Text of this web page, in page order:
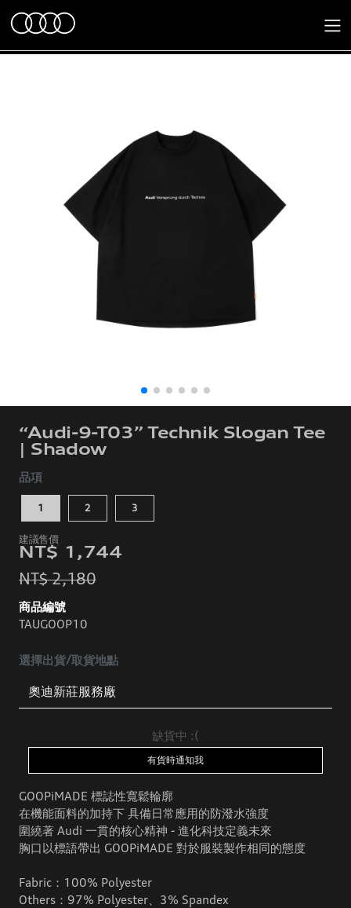
“Audi-9-T03” Technik Slogan Tee
| Shadow
品項
1 2 3
NT$ 1,744
NT$ 2,180
商品編號
TAUGOOP10
選擇出貨/取貨地點
缺貨中 :(
有貨時通知我
GOOPiMADE 標誌性寬鬆輪廓
在機能面料的加持下 具備日常應用的防潑水強度
圍繞著 Audi 一貫的核心精神 - 進化科技定義未來
胸口以標語帶出 GOOPiMADE 對於服裝製作相同的態度
Fabric：100% Polyester
Others：97% Polyester、3% Spandex